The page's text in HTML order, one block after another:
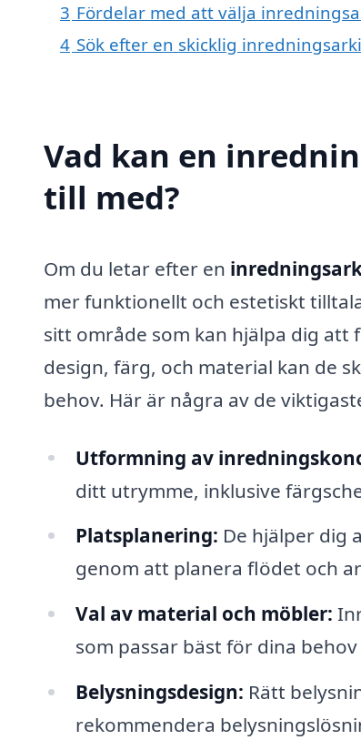
3 Fördelar med att välja
4 Sök efter en skicklig
Vad kan en
till med?
Om du letar efter en
mer funktionellt och estetiskt
sitt område som kan hjälpa dig att
design, färg, och material kan de
behov. Här är några av de
Utformning av
ditt utrymme, inklusive
Platsplanering: De hjälper dig
genom att planera flödet och
Val av material och möbler:
som passar bäst för dina
Belysningsdesign: Rätt
rekommendera